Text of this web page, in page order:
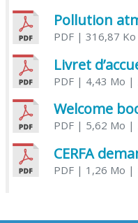
Pollution
PDF| 316,87 Ko
Livret
PDF| 4,43 Mo |
Welcome
PDF| 5,62 Mo |
PDF| 1,26 Mo |